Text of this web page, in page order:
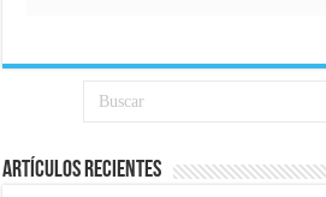
Artículos recientes